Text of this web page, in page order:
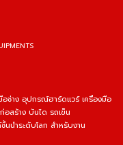
อช่าง อุปกรณ์ฮาร์ดแวร์ เครื่องมือ
อสร้าง บันได รถเข็น
นำระดับโลก สำหรับงาน